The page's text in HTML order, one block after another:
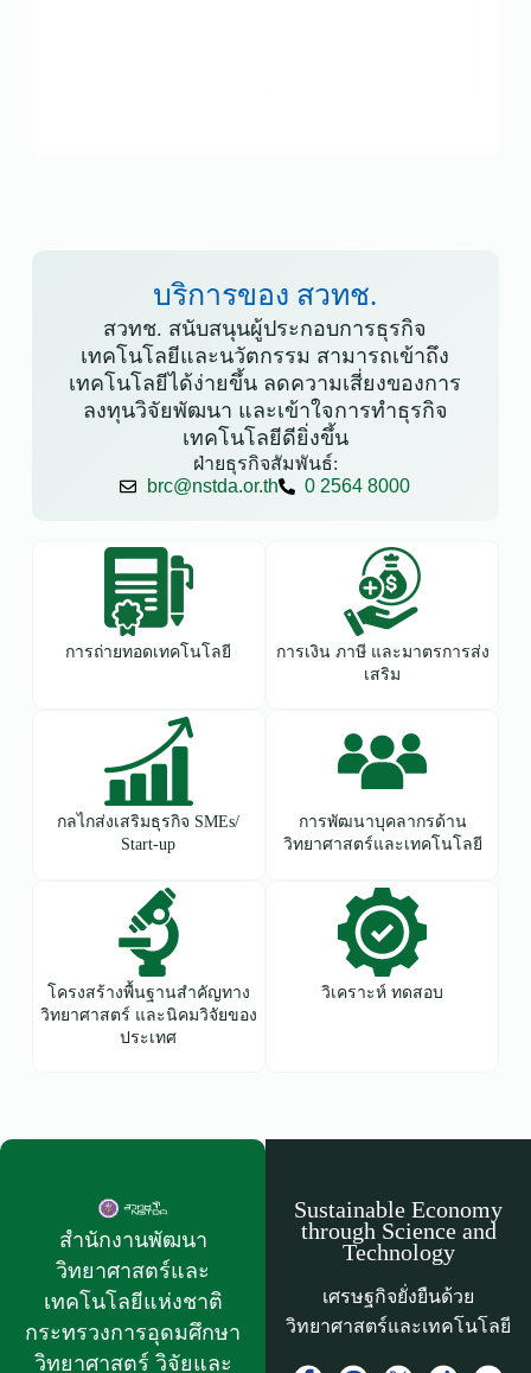
บริการของ สวทช.
สวทช. สนับสนุนผู้ประกอบการธุรกิจ
เทคโนโลยีและนวัตกรรม สามารถเข้าถึง
เทคโนโลยีได้ง่ายขึ้น ลดความเสี่ยงของการ
ลงทุนวิจัยพัฒนา และเข้าใจการทำธุรกิจ
เทคโนโลยีดียิ่งขึ้น
ฝ่ายธุรกิจสัมพันธ์:
brc@nstda.or.th
0 2564 8000
การถ่ายทอดเทคโนโลยี
การเงิน ภาษี และมาตรการส่ง
เสริม
กลไกส่งเสริมธุรกิจ SMEs/
Start-up
การพัฒนาบุคลากรด้าน
วิทยาศาสตร์และเทคโนโลยี
โครงสร้างพื้นฐานสำคัญทาง
วิทยาศาสตร์ และนิคมวิจัยของ
ประเทศ
วิเคราะห์ ทดสอบ
สำนักงานพัฒนา
วิทยาศาสตร์และ
เทคโนโลยีแห่งชาติ​
กระทรวงการอุดมศึกษา
วิทยาศาสตร์ วิจัยและ
Sustainable Economy
through Science and
Technology
เศรษฐกิจยั่งยืนด้วย
วิทยาศาสตร์และเทคโนโลยี